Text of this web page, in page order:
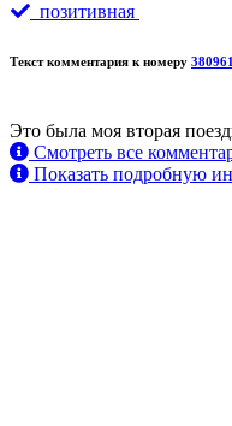
позитивная
Текст комментария к номеру
Это была моя вторая
Смотреть все
Показать подробную